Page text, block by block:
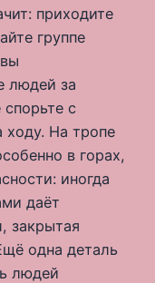
приходите
группе
людей за
с
ходу. На тропе
в горах,
иногда
даёт
закрытая
одна деталь
людей